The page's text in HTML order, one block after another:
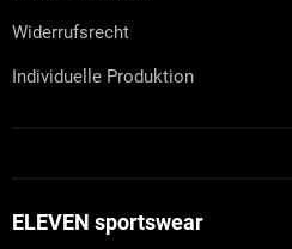
Widerrufsrecht
Individuelle Produktion
ELEVEN sportswear